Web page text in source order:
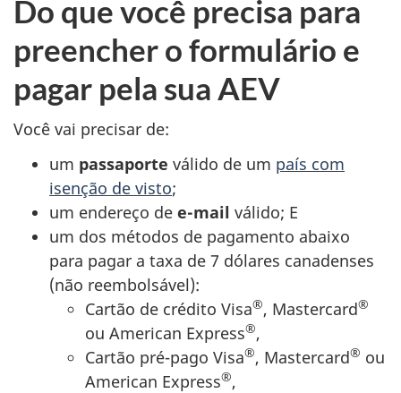
Do que você precisa para
preencher o formulário e
pagar pela sua AEV
Você vai precisar de:
um passaporte válido de um país com
isenção de visto;
um endereço de e-mail válido; E
um dos métodos de pagamento abaixo
para pagar a taxa de 7 dólares canadenses
(não reembolsável):
Cartão de crédito Visa®, Mastercard®
ou American Express®,
Cartão pré-pago Visa®, Mastercard® ou
American Express®,